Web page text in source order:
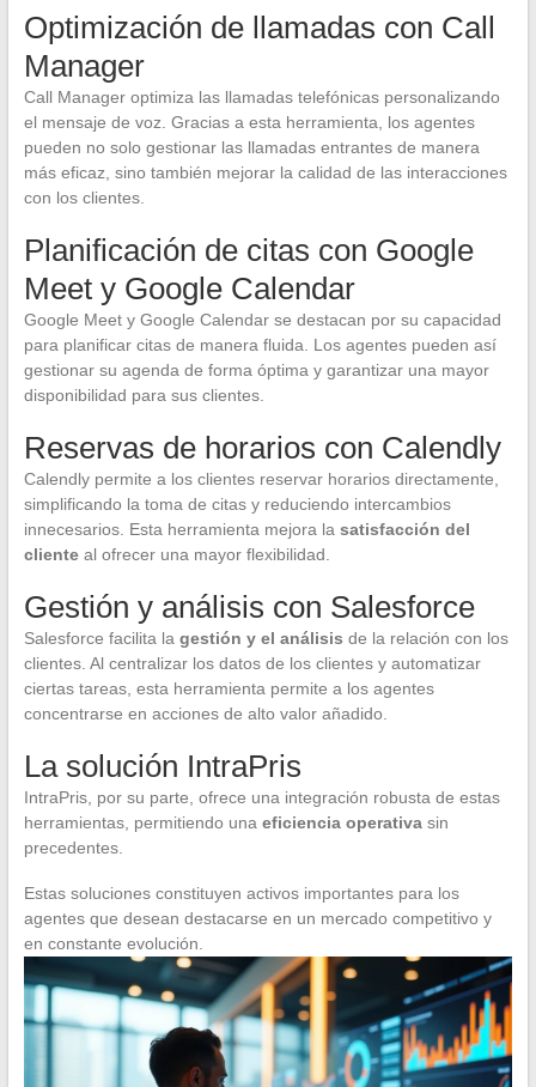
Optimización de llamadas con Call
Manager
Call Manager optimiza las llamadas telefónicas personalizando
el mensaje de voz. Gracias a esta herramienta, los agentes
pueden no solo gestionar las llamadas entrantes de manera
más eficaz, sino también mejorar la calidad de las interacciones
con los clientes.
Planificación de citas con Google
Meet y Google Calendar
Google Meet y Google Calendar se destacan por su capacidad
para planificar citas de manera fluida. Los agentes pueden así
gestionar su agenda de forma óptima y garantizar una mayor
disponibilidad para sus clientes.
Reservas de horarios con Calendly
Calendly permite a los clientes reservar horarios directamente,
simplificando la toma de citas y reduciendo intercambios
innecesarios. Esta herramienta mejora la satisfacción del
clienteal ofrecer una mayor flexibilidad.
Gestión y análisis con Salesforce
Salesforce facilita la gestión y el análisis de la relación con los
clientes. Al centralizar los datos de los clientes y automatizar
ciertas tareas, esta herramienta permite a los agentes
concentrarse en acciones de alto valor añadido.
La solución IntraPris
IntraPris, por su parte, ofrece una integración robusta de estas
herramientas, permitiendo una eficiencia operativasin
precedentes.
Estas soluciones constituyen activos importantes para los
agentes que desean destacarse en un mercado competitivo y
en constante evolución.